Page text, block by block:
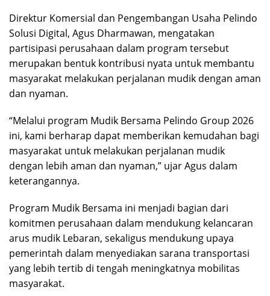
Direktur Komersial dan Pengembangan Usaha Pelindo
Solusi Digital, Agus Dharmawan, mengatakan
partisipasi perusahaan dalam program tersebut
merupakan bentuk kontribusi nyata untuk membantu
masyarakat melakukan perjalanan mudik dengan aman
dan nyaman.
“Melalui program Mudik Bersama Pelindo Group 2026
ini, kami berharap dapat memberikan kemudahan bagi
masyarakat untuk melakukan perjalanan mudik
dengan lebih aman dan nyaman,” ujar Agus dalam
keterangannya.
Program Mudik Bersama ini menjadi bagian dari
komitmen perusahaan dalam mendukung kelancaran
arus mudik Lebaran, sekaligus mendukung upaya
pemerintah dalam menyediakan sarana transportasi
yang lebih tertib di tengah meningkatnya mobilitas
masyarakat.